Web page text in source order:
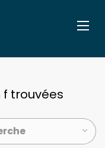
trouvées